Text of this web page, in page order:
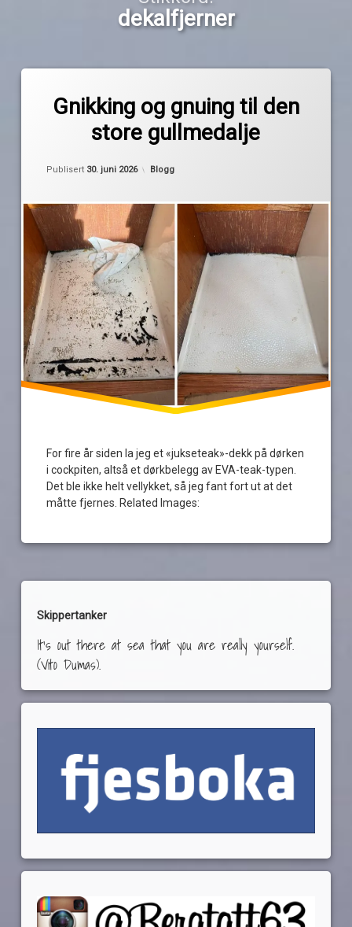
dekalfjerner
Gnikking og gnuing til den
store gullmedalje
Publisert 30. juni 2026
Oppdatert
Kategorier:
Blogg
For fire år siden la jeg et «jukseteak»-dekk på dørken
i cockpiten, altså et dørkbelegg av EVA-teak-typen.
Det ble ikke helt vellykket, så jeg fant fort ut at det
måtte fjernes. Related Images:
maritim
Maxgear
oppussing
sprayboks
Technomelt
teppe
Skippertanker
It's out there at sea that you are really yourself.
(Vito Dumas).